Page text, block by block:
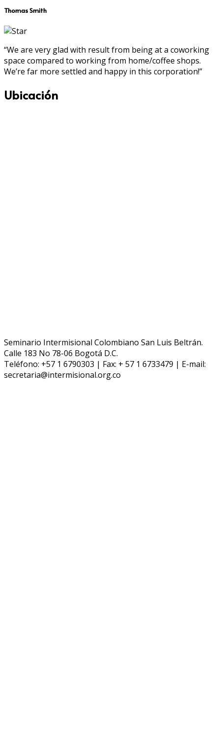
Thomas Smith
“We are very glad with result from being at a coworking
space compared to working from home/coffee shops.
We’re far more settled and happy in this corporation!”
Ubicación
Seminario Intermisional Colombiano San Luis Beltrán.
Calle 183 No 78-06 Bogotá D.C.
Teléfono: +57 1 6790303 | Fax: + 57 1 6733479 | E-mail:
secretaria@intermisional.org.co